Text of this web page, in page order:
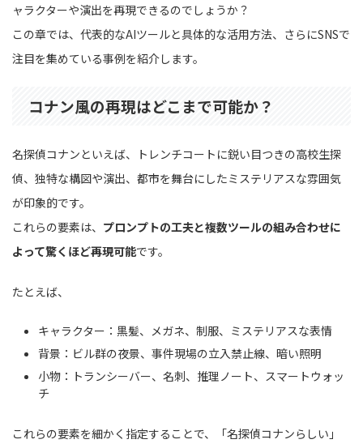
ャラクターや演出を再現できるのでしょうか？
この章では、代表的なAIツールと具体的な活用方法、さらにSNSで
注目を集めている事例を紹介します。
コナン風の再現はどこまで可能か？
名探偵コナンといえば、トレンチコートに鋭い目つきの高校生探
偵、独特な構図や演出、都市を舞台にしたミステリアスな雰囲気
が印象的です。
これらの要素は、 プロンプトの工夫と複数ツールの組み合わせに
よって驚くほど再現可能です。
たとえば、
キャラクター：黒髪、メガネ、制服、ミステリアスな表情
背景：ビル群の夜景、事件現場の立入禁止線、暗い照明
小物：トランシーバー、名刺、推理ノート、スマートウォッ
チ
これらの要素を細かく指定することで、「名探偵コナンらしい」